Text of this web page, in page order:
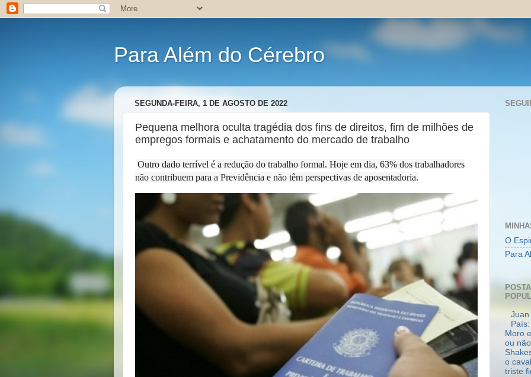
Para Além do Cérebro
SEGUNDA-FEIRA, 1 DE AGOSTO DE 2022
Pequena melhora oculta tragédia dos fins de direitos, fim de milhões de
empregos formais e achatamento do mercado de trabalho
Outro dado terrível é a redução do trabalho formal. Hoje em dia, 63% dos trabalhadores
não contribuem para a Previdência e não têm perspectivas de aposentadoria.
O
Para
Juan
Moro
ou
o
triste